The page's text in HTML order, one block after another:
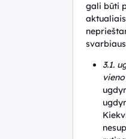
gali būti
3.1.